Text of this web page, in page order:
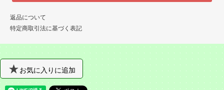
返品について
特定商取引法に基づく表記
お気に入りに追加